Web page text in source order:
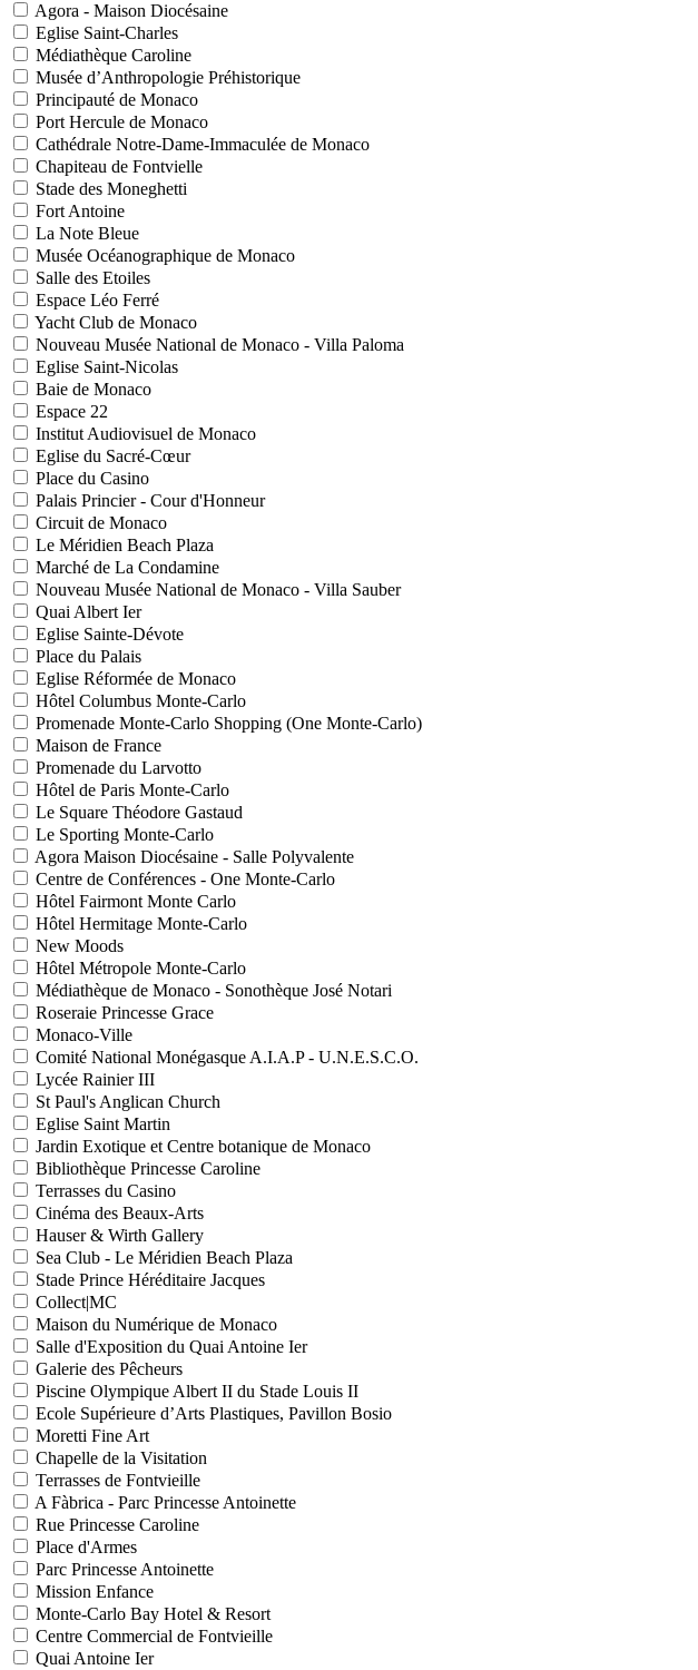
Agora - Maison Diocésaine
Eglise Saint-Charles
Médiathèque Caroline
Musée d’Anthropologie Préhistorique
Principauté de Monaco
Port Hercule de Monaco
Cathédrale Notre-Dame-Immaculée de Monaco
Chapiteau de Fontvielle
Stade des Moneghetti
Fort Antoine
La Note Bleue
Musée Océanographique de Monaco
Salle des Etoiles
Espace Léo Ferré
Yacht Club de Monaco
Nouveau Musée National de Monaco - Villa Paloma
Eglise Saint-Nicolas
Baie de Monaco
Espace 22
Institut Audiovisuel de Monaco
Eglise du Sacré-Cœur
Place du Casino
Palais Princier - Cour d'Honneur
Circuit de Monaco
Le Méridien Beach Plaza
Marché de La Condamine
Nouveau Musée National de Monaco - Villa Sauber
Quai Albert Ier
Eglise Sainte-Dévote
Place du Palais
Eglise Réformée de Monaco
Hôtel Columbus Monte-Carlo
Promenade Monte-Carlo Shopping (One Monte-Carlo)
Maison de France
Promenade du Larvotto
Hôtel de Paris Monte-Carlo
Le Square Théodore Gastaud
Le Sporting Monte-Carlo
Agora Maison Diocésaine - Salle Polyvalente
Centre de Conférences - One Monte-Carlo
Hôtel Fairmont Monte Carlo
Hôtel Hermitage Monte-Carlo
New Moods
Hôtel Métropole Monte-Carlo
Médiathèque de Monaco - Sonothèque José Notari
Roseraie Princesse Grace
Monaco-Ville
Comité National Monégasque A.I.A.P - U.N.E.S.C.O.
Lycée Rainier III
St Paul's Anglican Church
Eglise Saint Martin
Jardin Exotique et Centre botanique de Monaco
Bibliothèque Princesse Caroline
Terrasses du Casino
Cinéma des Beaux-Arts
Hauser & Wirth Gallery
Sea Club - Le Méridien Beach Plaza
Stade Prince Héréditaire Jacques
Collect|MC
Maison du Numérique de Monaco
Salle d'Exposition du Quai Antoine Ier
Galerie des Pêcheurs
Piscine Olympique Albert II du Stade Louis II
Ecole Supérieure d’Arts Plastiques, Pavillon Bosio
Moretti Fine Art
Chapelle de la Visitation
Terrasses de Fontvieille
A Fàbrica - Parc Princesse Antoinette
Rue Princesse Caroline
Place d'Armes
Parc Princesse Antoinette
Mission Enfance
Monte-Carlo Bay Hotel & Resort
Centre Commercial de Fontvieille
Quai Antoine Ier